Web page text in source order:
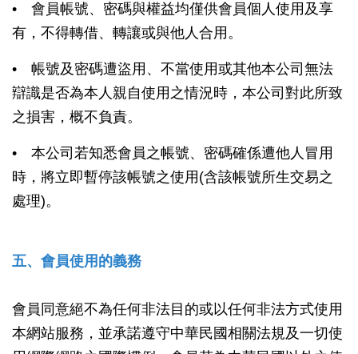
• 會員帳號、密碼與權益均僅供會員個人使用及享
有，不得轉借、轉讓或與他人合用。
• 帳號及密碼遭盜用、不當使用或其他本公司無法
辯識是否為本人親自使用之情況時，本公司對此所致
之損害，概不負責。
• 本公司若知悉會員之帳號、密碼確係遭他人冒用
時，將立即暫停該帳號之使用(含該帳號所生交易之
處理)。
五、會員使用的義務
會員同意絕不為任何非法目的或以任何非法方式使用
本網站服務，並承諾遵守中華民國相關法規及一切使